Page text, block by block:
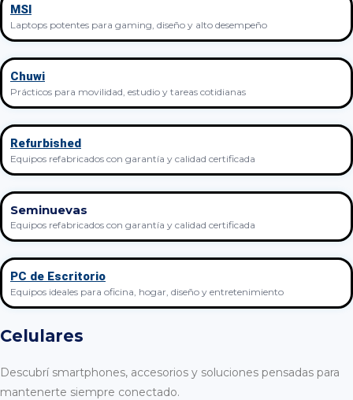
MSI
Laptops potentes para gaming, diseño y alto desempeño
Chuwi
Prácticos para movilidad, estudio y tareas cotidianas
Refurbished
Equipos refabricados con garantía y calidad certificada
Seminuevas
Equipos refabricados con garantía y calidad certificada
PC de Escritorio
Equipos ideales para oficina, hogar, diseño y entretenimiento
Celulares
Descubrí smartphones, accesorios y soluciones pensadas para
mantenerte siempre conectado.